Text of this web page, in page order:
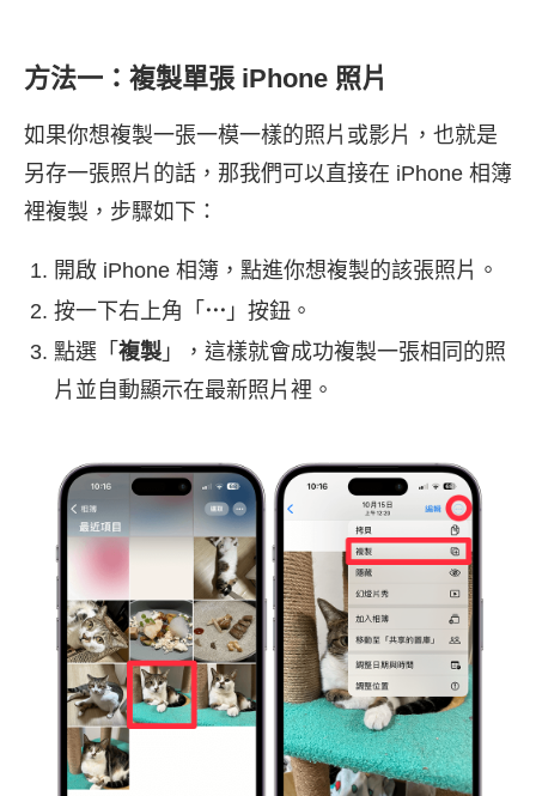
方法一：複製單張 iPhone 照片
如果你想複製一張一模一樣的照片或影片，也就是
另存一張照片的話，那我們可以直接在 iPhone 相簿
裡複製，步驟如下：
開啟 iPhone 相簿，點進你想複製的該張照片。
按一下右上角「 ⋯ 」按鈕。
點選「 複製 」，這樣就會成功複製一張相同的照
片並自動顯示在最新照片裡。